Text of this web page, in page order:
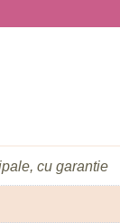
cu garantie